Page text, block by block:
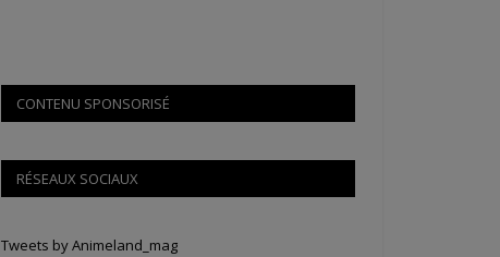
CONTENU SPONSORISÉ
RÉSEAUX SOCIAUX
Tweets by Animeland_mag